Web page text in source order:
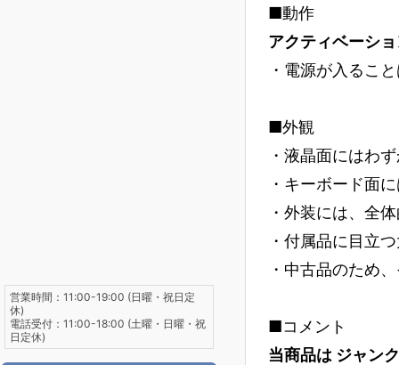
■動作
アクティベーシ
・電源が入るこ
■外観
・液晶面にはわ
・キーボード面
・外装には、全
・付属品に目立
・中古品のため
■コメント
当商品は ジャン
営業時間：11:00-19:00 (日曜・祝日定
休)
電話受付：11:00-18:00 (土曜・日曜・祝
日定休)